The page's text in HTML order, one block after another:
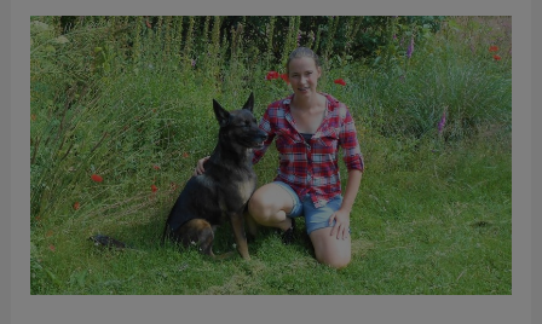
Ex-
patiënt
Saskia:
‘In
psychiatrie
kijken
naar
de
hele